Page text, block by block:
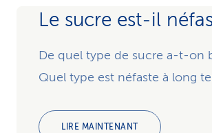
Le sucre est-il
De quel type de sucre a-t-on
Quel type est néfaste à long
LIRE MAINTENANT